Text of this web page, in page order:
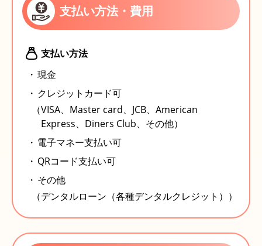
支払い方法・費用
支払い方法
現金
クレジットカード可
（VISA、Master card、JCB、American
Express、Diners Club、その他）
電子マネー支払い可
QRコード支払い可
その他
（デンタルローン（各種デンタルクレジット））